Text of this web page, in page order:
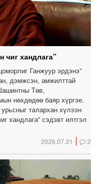
чиг хандлага”
Ганжуур эрдэнэ”
дэмжсэн, амжилттай
Төв,
нөхдөдөө баяр хүргэе.
талархан хүлээн
хандлага” сэдэвт илтгэл
2026.07.31 2